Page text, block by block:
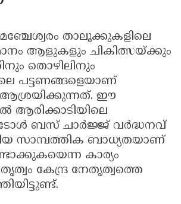
താലൂക്കുകളിലെ
ആളുകളും ചികിത്സയ്ക്കും
തൊഴിലിനും
പട്ടണങ്ങളെയാണ്
ആശ്രയിക്കുന്നത്. ഈ
ആരിക്കാടിയിലെ
ടോൾ ബസ് ചാർജ്ജ് വർദ്ധനവ്
സാമ്പത്തിക ബാധ്യതയാണ്
കാര്യം
കേന്ദ്ര നേതൃത്വത്തെ